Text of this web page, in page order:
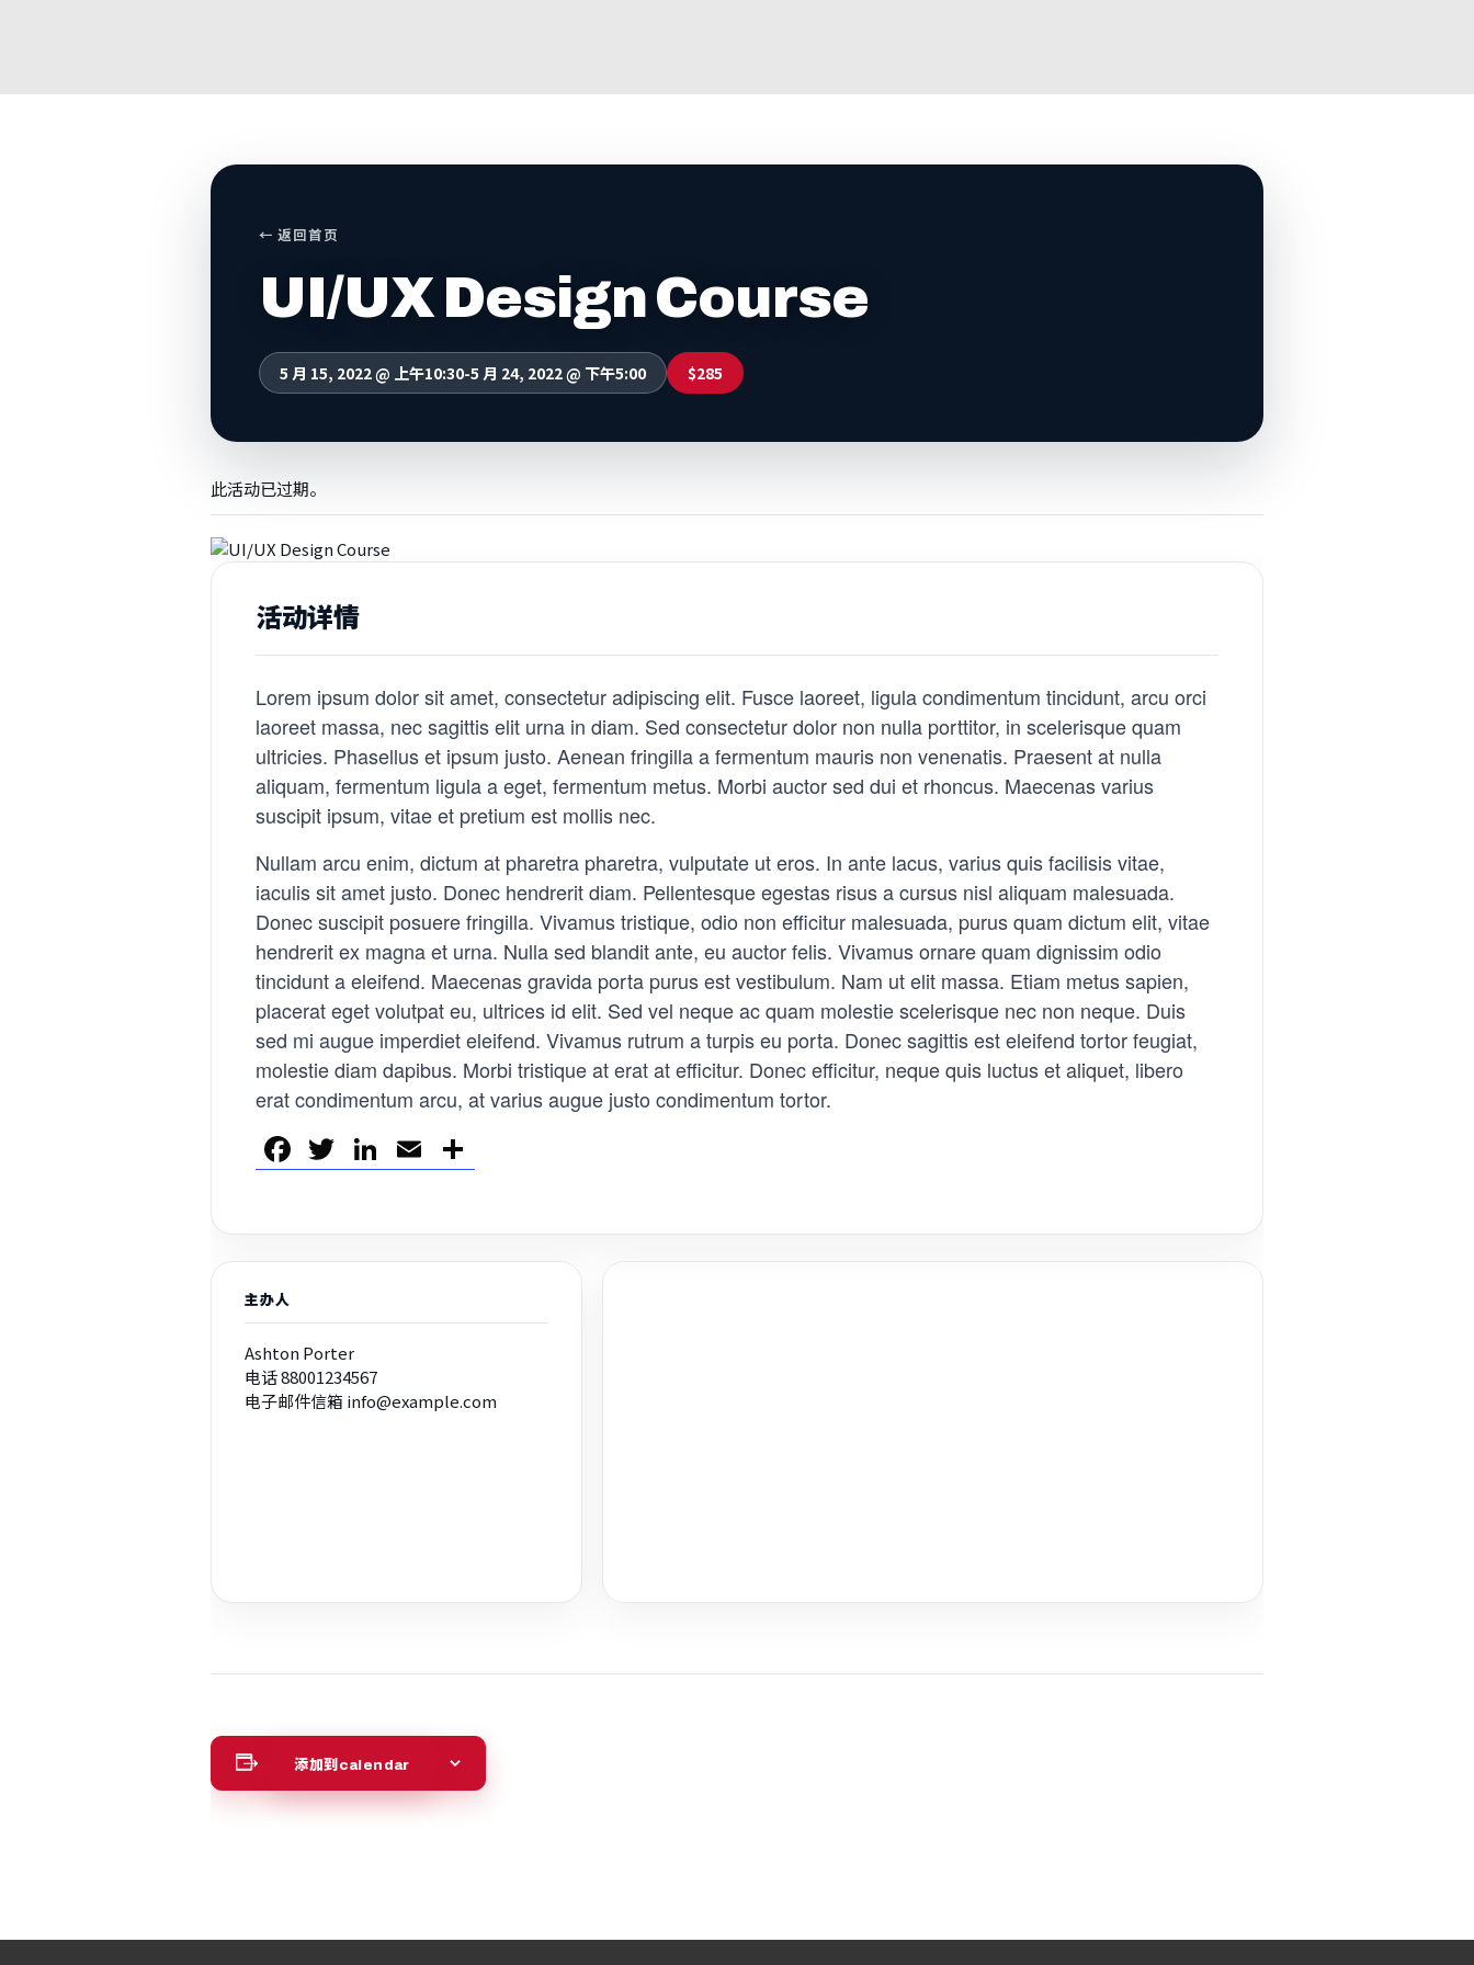
← 返回首页
UI/UX Design Course
5 月 15, 2022 @ 上午10:30-5 月 24, 2022 @ 下午5:00 $285
此活动已过期。
活动详情
Lorem ipsum dolor sit amet, consectetur adipiscing elit. Fusce laoreet, ligula condimentum tincidunt, arcu orci
laoreet massa, nec sagittis elit urna in diam. Sed consectetur dolor non nulla porttitor, in scelerisque quam
ultricies. Phasellus et ipsum justo. Aenean fringilla a fermentum mauris non venenatis. Praesent at nulla
aliquam, fermentum ligula a eget, fermentum metus. Morbi auctor sed dui et rhoncus. Maecenas varius
suscipit ipsum, vitae et pretium est mollis nec.
Nullam arcu enim, dictum at pharetra pharetra, vulputate ut eros. In ante lacus, varius quis facilisis vitae,
iaculis sit amet justo. Donec hendrerit diam. Pellentesque egestas risus a cursus nisl aliquam malesuada.
Donec suscipit posuere fringilla. Vivamus tristique, odio non efficitur malesuada, purus quam dictum elit, vitae
hendrerit ex magna et urna. Nulla sed blandit ante, eu auctor felis. Vivamus ornare quam dignissim odio
tincidunt a eleifend. Maecenas gravida porta purus est vestibulum. Nam ut elit massa. Etiam metus sapien,
placerat eget volutpat eu, ultrices id elit. Sed vel neque ac quam molestie scelerisque nec non neque. Duis
sed mi augue imperdiet eleifend. Vivamus rutrum a turpis eu porta. Donec sagittis est eleifend tortor feugiat,
molestie diam dapibus. Morbi tristique at erat at efficitur. Donec efficitur, neque quis luctus et aliquet, libero
erat condimentum arcu, at varius augue justo condimentum tortor.
F
a
c
e
o
o
k
T
wi
tt
er
Li
n
k
e
n
E
m
ail
享
主办人
Ashton Porter
电话88001234567
电子邮件信箱 info@example.com
添加到calendar